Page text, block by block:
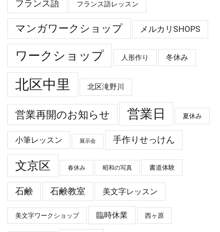
フランス語 フランス語レッスン
マンガワークショップ メルカリSHOPS
ワークショップ 人形作り 冬休み
北区中里 北区滝野川
営業再開のお知らせ 営業日 夏休み
小筆レッスン 展示会 手作りせっけん
文京区 春休み 昭和の写真 書道体験
石鹸 石鹸教室 美文字レッスン
美文字ワークショップ 臨時休業 西ヶ原